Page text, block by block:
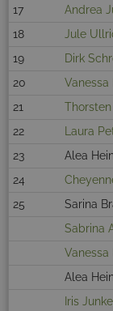
17
Andrea
18
Jule
19
Dirk
20
Vanessa
21
22
Laura
23
Alea
24
25
Sarina
Sabrina
Vanessa
Alea
Iris